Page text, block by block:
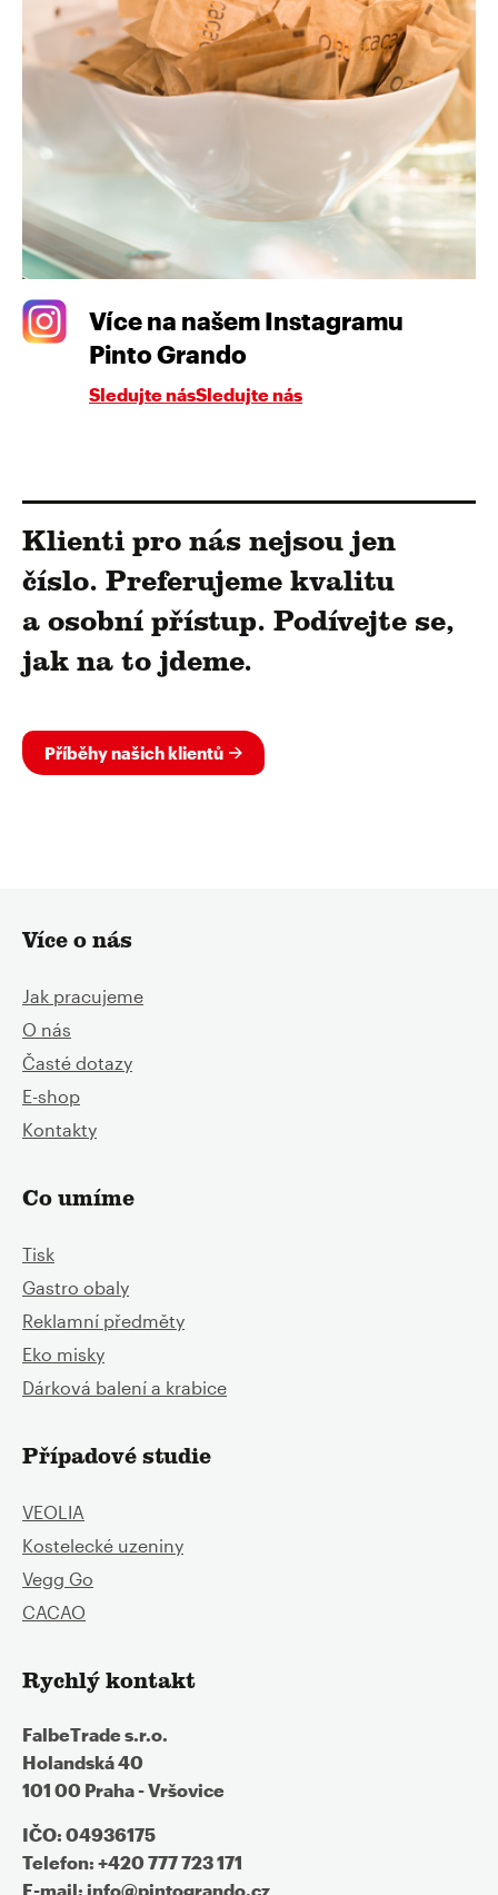
Více na našem Instagramu
Pinto Grando
Sledujte násSledujte nás
Klienti pro nás nejsou jen
číslo. Preferujeme kvalitu
a osobní přístup. Podívejte se,
jak na to jdeme.
Příběhy našich klientů
Více o nás
Jak pracujeme
O nás
Časté dotazy
E-shop
Kontakty
Co umíme
Tisk
Gastro obaly
Reklamní předměty
Eko misky
Dárková balení a krabice
Případové studie
VEOLIA
Kostelecké uzeniny
Vegg Go
CACAO
Rychlý kontakt
FalbeTrade s.r.o.
Holandská 40
101 00 Praha - Vršovice
IČO: 04936175
Telefon: +420 777 723 171
E-mail: info@pintogrando.cz